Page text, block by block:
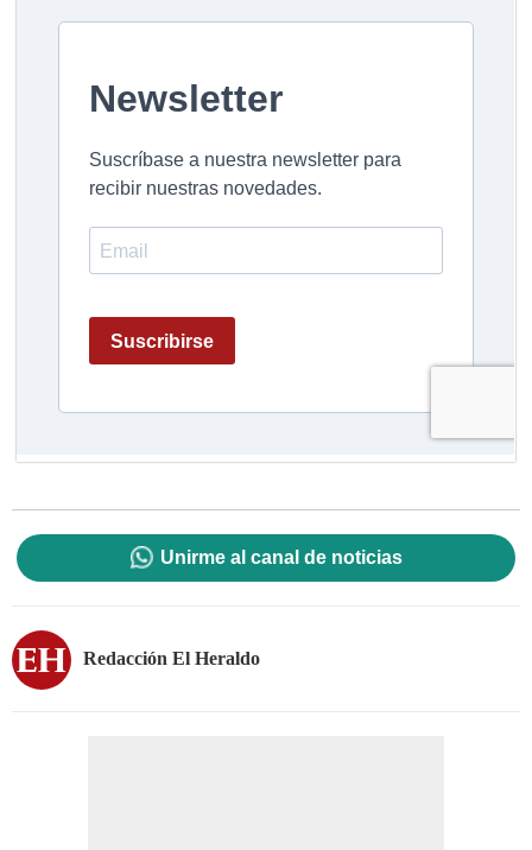
Unirme al canal de noticias
Redacción El Heraldo